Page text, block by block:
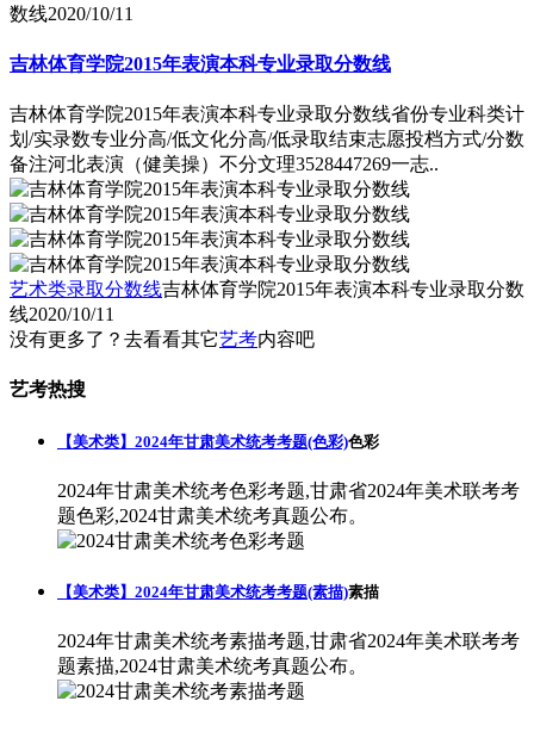
数线2020/10/11
吉林体育学院2015年表演本科专业录取分数线
吉林体育学院2015年表演本科专业录取分数线省份专业科类计
划/实录数专业分高/低文化分高/低录取结束志愿投档方式/分数
备注河北表演（健美操）不分文理3528447269一志..
艺术类录取分数线吉林体育学院2015年表演本科专业录取分数
线2020/10/11
没有更多了？去看看其它艺考内容吧
艺考热搜
【美术类】2024年甘肃美术统考考题(色彩)色彩
2024年甘肃美术统考色彩考题,甘肃省2024年美术联考考
题色彩,2024甘肃美术统考真题公布。
【美术类】2024年甘肃美术统考考题(素描)素描
2024年甘肃美术统考素描考题,甘肃省2024年美术联考考
题素描,2024甘肃美术统考真题公布。